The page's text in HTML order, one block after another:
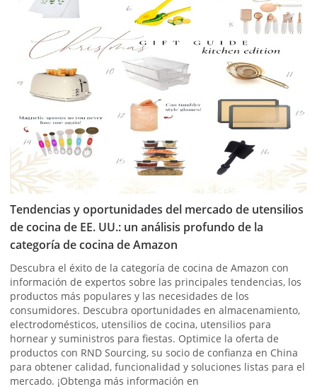
Tendencias y oportunidades del mercado de utensilios
de cocina de EE. UU.: un análisis profundo de la
categoría de cocina de Amazon
Descubra el éxito de la categoría de cocina de Amazon con
información de expertos sobre las principales tendencias, los
productos más populares y las necesidades de los
consumidores. Descubra oportunidades en almacenamiento,
electrodomésticos, utensilios de cocina, utensilios para
hornear y suministros para fiestas. Optimice la oferta de
productos con RND Sourcing, su socio de confianza en China
para obtener calidad, funcionalidad y soluciones listas para el
mercado. ¡Obtenga más información en